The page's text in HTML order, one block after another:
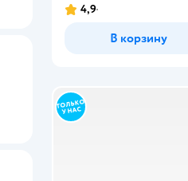
4,9
В корзину